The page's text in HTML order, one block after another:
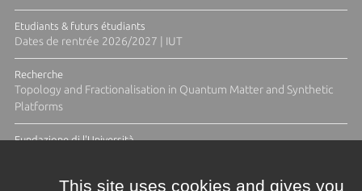
Etudiants & futurs étudiants
Dates de rentrée 2026/2027 | IUT
Recherche
Topology and Fractionalisation in Quantum Matter and Synthetic
Platforms
Fundazione di l'Università
This site uses cookies and gives you